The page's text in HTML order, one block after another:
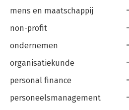
mens en maatschappij
non-profit
ondernemen
organisatiekunde
personal finance
personeelsmanagement